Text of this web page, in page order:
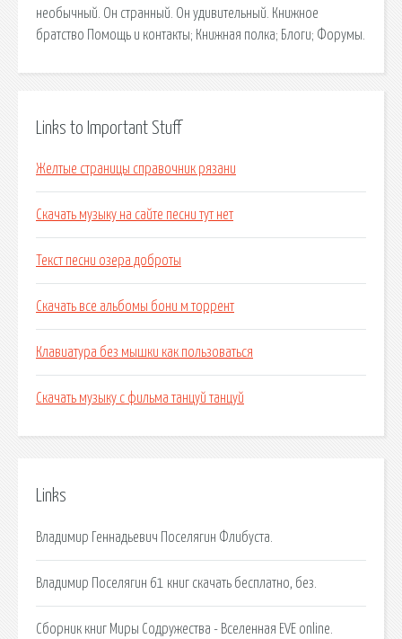
необычный. Он странный. Он удивительный. Книжное
братство Помощь и контакты; Книжная полка; Блоги; Форумы.
Links to Important Stuff
Желтые страницы справочник рязани
Скачать музыку на сайте песни тут нет
Текст песни озера доброты
Скачать все альбомы бони м торрент
Клавиатура без мышки как пользоваться
Скачать музыку с фильма танцуй танцуй
Links
Владимир Геннадьевич Поселягин Флибуста.
Владимир Поселягин 61 книг скачать бесплатно, без.
Сборник книг Миры Содружества - Вселенная EVE online.